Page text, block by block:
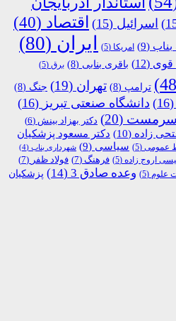
اسرائیل (15) اقتصاد (40)
بناب (9) امریکا (5) ایران (80)
قوی (12) باقری بنابی (8) برق (5)
ترامپ (8) تهران (19) جنگ (8)
(16) دانشگاه صنعتی تبریز (16)
سرمست (20) دکتر بهزاد بینش (6)
زاده (10)
دکتر مسعود پزشکیان
عمومی (5) سیاسی (9) شهرداری بناب (4)
اروج زاده (5) فرهنگ (7) فولاد ظفر (7)
علوم (5) وعده صادق 3 (14)
پزشکیان